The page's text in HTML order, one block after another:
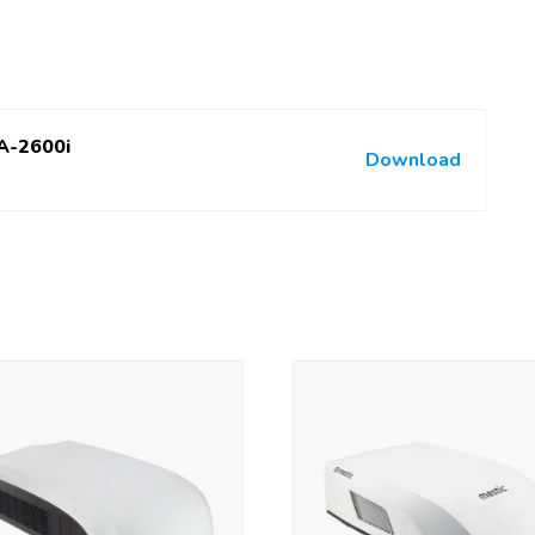
657)
instelbaar
2600i
Download